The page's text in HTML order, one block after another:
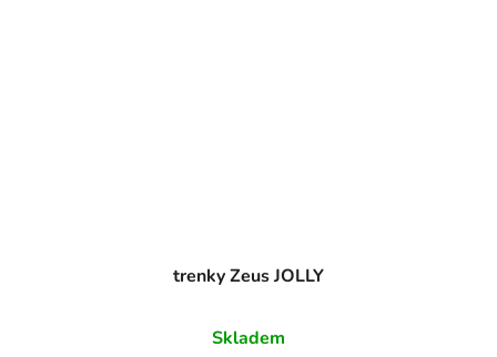
trenky Zeus JOLLY
Skladem